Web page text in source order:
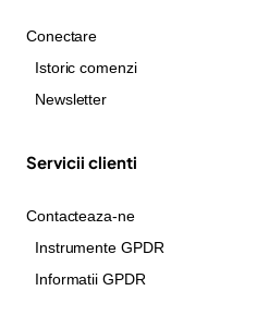
Conectare
Istoric comenzi
Newsletter
Servicii clienti
Contacteaza-ne
Instrumente GPDR
Informatii GPDR